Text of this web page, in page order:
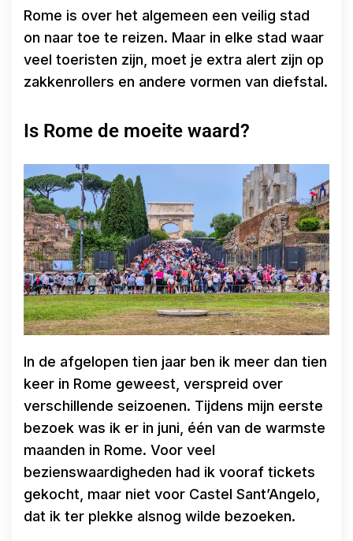
Rome is over het algemeen een veilig stad
on naar toe te reizen. Maar in elke stad waar
veel toeristen zijn, moet je extra alert zijn op
zakkenrollers en andere vormen van diefstal.
Is Rome de moeite waard?
In de afgelopen tien jaar ben ik meer dan tien
keer in Rome geweest, verspreid over
verschillende seizoenen. Tijdens mijn eerste
bezoek was ik er in juni, één van de warmste
maanden in Rome. Voor veel
bezienswaardigheden had ik vooraf tickets
gekocht, maar niet voor Castel Sant’Angelo,
dat ik ter plekke alsnog wilde bezoeken.